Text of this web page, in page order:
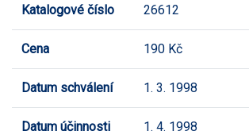
Katalogové číslo 26612
Cena 190 Kč
Datum schválení 1. 3. 1998
Datum účinnosti 1. 4. 1998